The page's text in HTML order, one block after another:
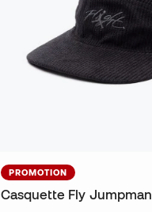
PROMOTION
Casquette Fly Jumpman